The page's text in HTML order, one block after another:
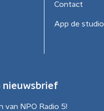
Contact
App de studio
nieuwsbrief
van NPO Radio 5!